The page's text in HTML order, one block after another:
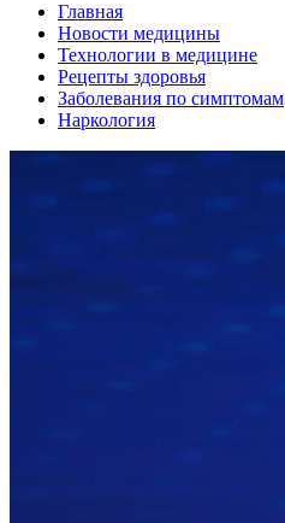
Главная
Новости медицины
Технологии в медицине
Рецепты здоровья
Заболевания по симптомам
Наркология